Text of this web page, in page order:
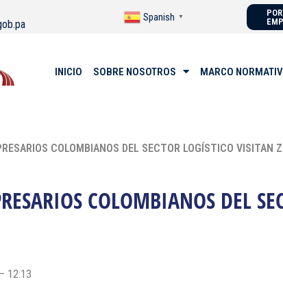
Spanish ▼
INICIO SOBRE NOSOTROS MARCO
COLOMBIANOS DEL SECTOR LOGÍSTICO VISITAN
COLOMBIANOS DEL
12:13